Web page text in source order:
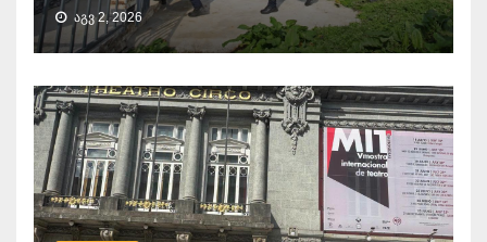
ᲐᲒᲕ 2, 2026